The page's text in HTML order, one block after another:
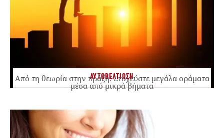
ΑΥΤΟΒΕΛΤΙΩΣΗ
Από τη θεωρία στην πράξη: Στοχεύστε μεγάλα οράματα
μέσα από μικρά βήματα